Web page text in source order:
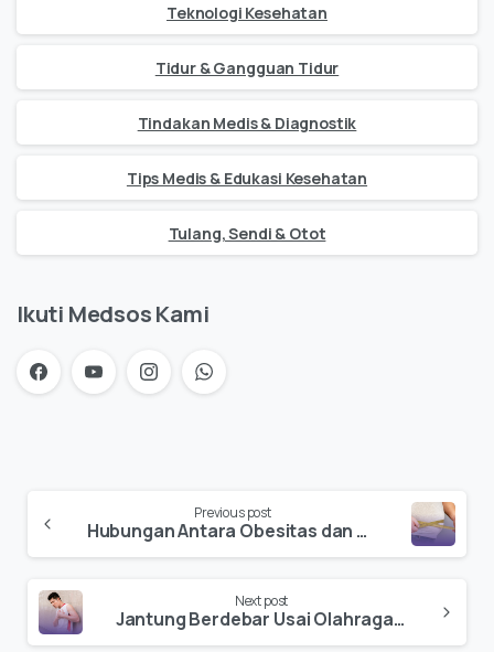
Teknologi Kesehatan
Tidur & Gangguan Tidur
Tindakan Medis & Diagnostik
Tips Medis & Edukasi Kesehatan
Tulang, Sendi & Otot
Ikuti Medsos Kami
Previous post
Hubungan Antara Obesitas dan Penyakit Kronis
Next post
Jantung Berdebar Usai Olahraga: Apakah Itu Tanda Bahaya?